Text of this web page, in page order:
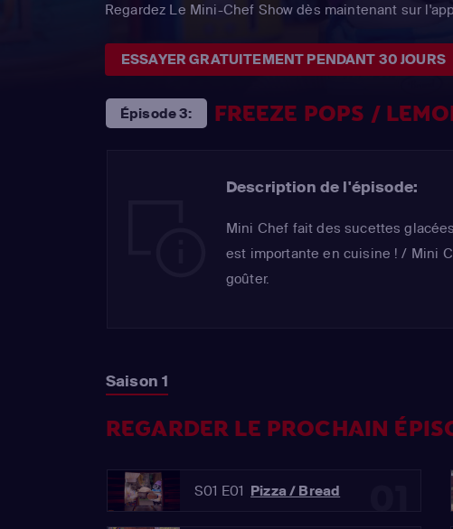
Regardez Le Mini-Chef Show dès maintenant sur
ESSAYER GRATUITEMENT PENDANT 30 JOURS
Épisode 3: FREEZE POPS /
Description de l'épisode:
Mini Chef fait des sucettes
est importante en cuisine ! / Mini
goûter.
Saison 1
REGARDER LE PROCHAIN
S01 E01 Pizza / Bread